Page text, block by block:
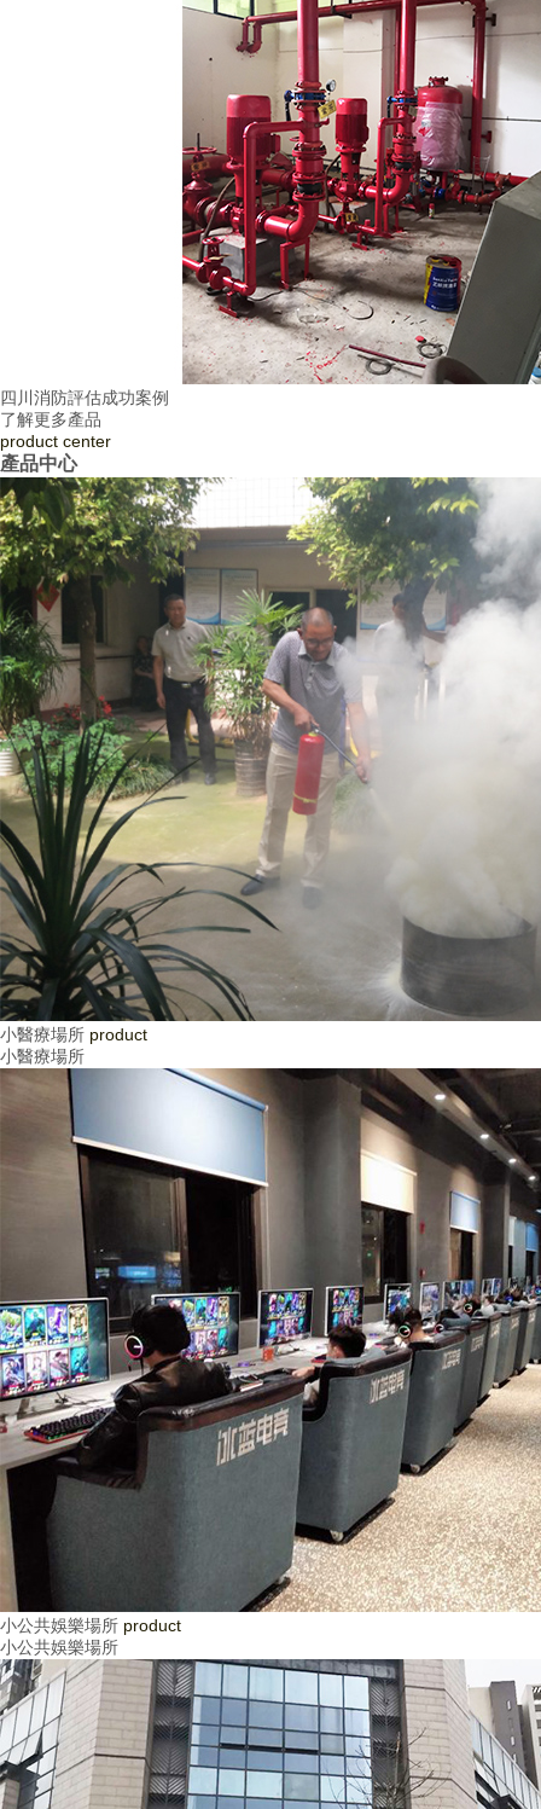
四川消防評估成功案例
了解更多產品
product center
產品中心
小醫療場所 product
小醫療場所
小公共娛樂場所 product
小公共娛樂場所